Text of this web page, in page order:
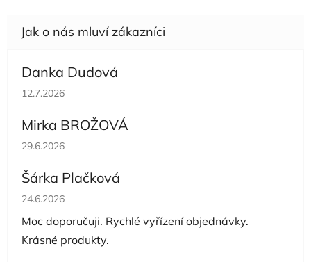
Danka Dudová
Hodnocení obchodu je 5 z 5 hvězdiček.
12.7.2026
Mirka BROŽOVÁ
Hodnocení obchodu je 5 z 5 hvězdiček.
29.6.2026
Šárka Plačková
Hodnocení obchodu je 5 z 5 hvězdiček.
24.6.2026
Moc doporučuji. Rychlé vyřízení objednávky.
Krásné produkty.